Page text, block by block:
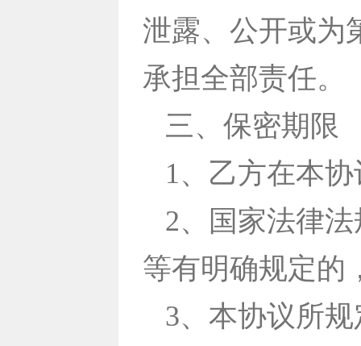
泄露、公开或为
承担全部责任。
三、保密期限
1、乙方在本
2、国家法律
等有明确规定的
3、本协议所